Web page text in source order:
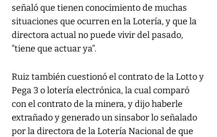
señaló que tienen conocimiento de muchas
situaciones que ocurren en la Lotería, y que la
directora actual no puede vivir del pasado,
“tiene que actuar ya”.
Ruiz también cuestionó el contrato de la Lotto y
Pega 3 o lotería electrónica, la cual comparó
con el contrato de la minera, y dijo haberle
extrañado y generado un sinsabor lo señalado
por la directora de la Lotería Nacional de que